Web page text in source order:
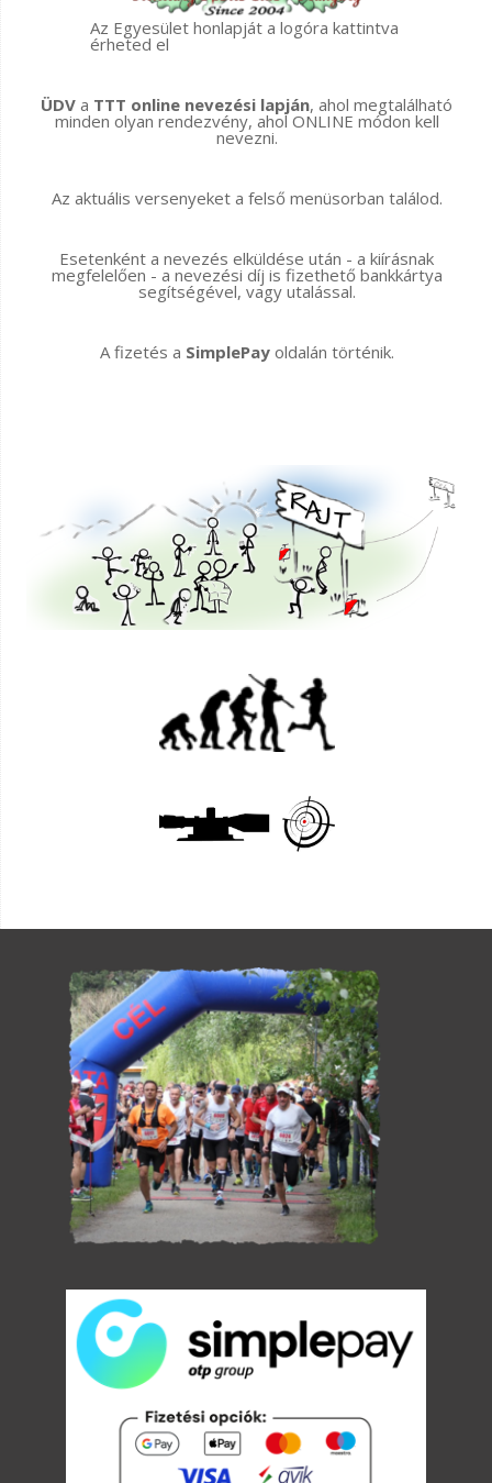
Az Egyesület honlapját a logóra kattintva
érheted el
ÜDV a TTT online nevezési lapján, ahol megtalálható
minden olyan rendezvény, ahol ONLINE módon kell
nevezni.
Az aktuális versenyeket a felső menüsorban találod.
Esetenként a nevezés elküldése után - a kiírásnak
megfelelően - a nevezési díj is fizethető bankkártya
segítségével, vagy utalással.
A fizetés a SimplePayoldalán történik.